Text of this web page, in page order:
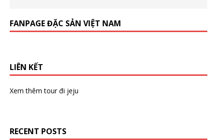
FANPAGE ĐẶC SẢN VIỆT NAM
LIÊN KẾT
Xem thêmtour đi jeju
RECENT POSTS